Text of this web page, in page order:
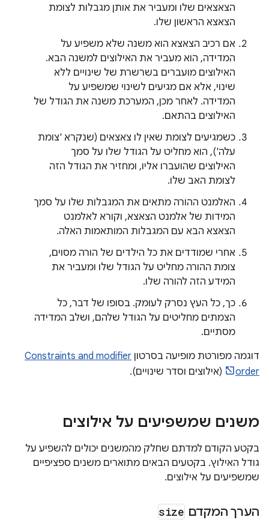
הצאצאים שלו ומעביר את אותן מגבלות לצומת
הצאצא הראשון שלו.
אם רכיב הצאצא הוא משנה שלא משפיע על
המדידה, הוא מעביר את האילוצים למשנה הבא.
האילוצים מועברים בשרשרת של שינויים ללא
שינוי, אלא אם מגיעים לשינוי שמשפיע על
המדידה. לאחר מכן, המערכת משנה את הגודל של
האילוצים בהתאם.
כשמגיעים לצומת שאין לו צאצאים (שנקרא 'צומת
עלה'), הוא מחליט על הגודל שלו על סמך
האילוצים שהועברו אליו, ומחזיר את הגודל הזה
לצומת האב שלו.
האלמנט ההורה מתאים את המגבלות שלו על סמך
המידות של אלמנט הצאצא, וקורא לאלמנט
הצאצא הבא עם המגבלות המותאמות האלה.
אחרי שמודדים את כל הילדים של הורה מסוים,
צומת ההורה מחליט על הגודל שלו ומעביר את
המידע הזה להורה שלו.
כך, כל העץ נסרק לעומק. בסופו של דבר, כל
הצמתים מחליטים על הגודל שלהם, ושלב המדידה
מסתיים.
דוגמה מפורטת מופיעה בסרטון Constraints and modifier
order
(אילוצים וסדר שינויים).
משנים שמשפיעים על אילוצים
בקטע הקודם למדתם שחלק מהמשנים יכולים להשפיע על
גודל האילוץ. בקטעים הבאים מתוארים משנים ספציפיים
שמשפיעים על אילוצים.
הערך המקדם size